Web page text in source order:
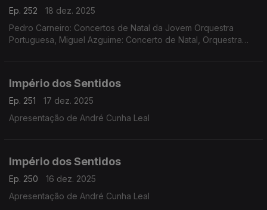
Ep. 252
18 dez. 2025
Pedro Carneiro: Concertos de Natal da Jovem Orquestra
Portuguesa, Miguel Azguime: Concerto de Natal, Orquestra
Império dos Sentidos
Ep. 251
17 dez. 2025
Apresentação de André Cunha Leal
Império dos Sentidos
Ep. 250
16 dez. 2025
Apresentação de André Cunha Leal